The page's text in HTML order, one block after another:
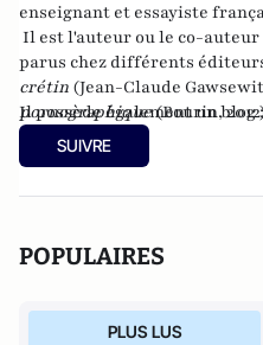
enseignant et essayiste
Il est l'auteur ou le co-auteur
parus chez différents
crétin (Jean-Claude
pornographique(Bourin,
Il possède également un blog
SUIVRE
POPULAIRES
PLUS LUS